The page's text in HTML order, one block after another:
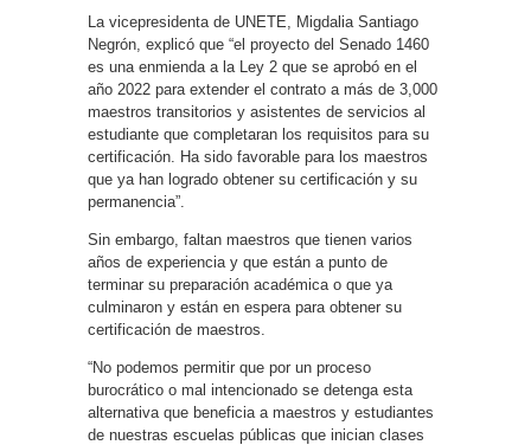
La vicepresidenta de UNETE, Migdalia Santiago
Negrón, explicó que “el proyecto del Senado 1460
es una enmienda a la Ley 2 que se aprobó en el
año 2022 para extender el contrato a más de 3,000
maestros transitorios y asistentes de servicios al
estudiante que completaran los requisitos para su
certificación. Ha sido favorable para los maestros
que ya han logrado obtener su certificación y su
permanencia”.
Sin embargo, faltan maestros que tienen varios
años de experiencia y que están a punto de
terminar su preparación académica o que ya
culminaron y están en espera para obtener su
certificación de maestros.
“No podemos permitir que por un proceso
burocrático o mal intencionado se detenga esta
alternativa que beneficia a maestros y estudiantes
de nuestras escuelas públicas que inician clases